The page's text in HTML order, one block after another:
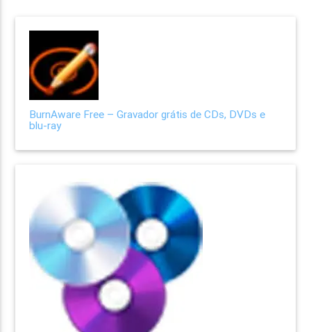
BurnAware Free – Gravador grátis de CDs, DVDs e
blu-ray